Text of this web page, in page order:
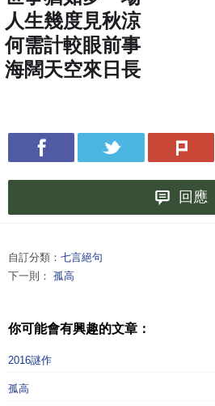
人生幾度見秋涼
何需計較眼前事
海闊天空來日長
回應
自訂分類： 七言絕句
下一則： 孤高
你可能會有興趣的文章：
2016謎作
孤高